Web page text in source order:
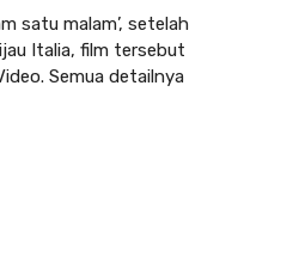
satu malam’, setelah
Italia, film tersebut
Semua detailnya